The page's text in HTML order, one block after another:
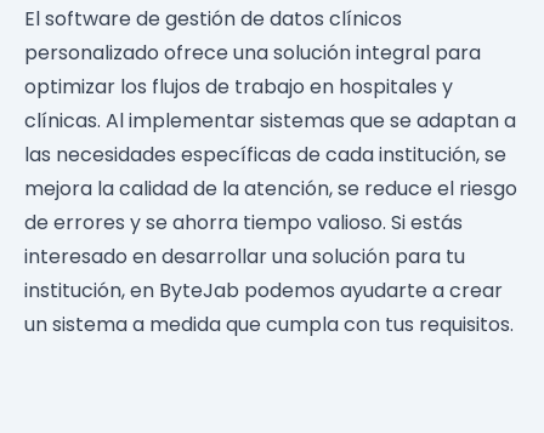
El software de gestión de datos clínicos
personalizado ofrece una solución integral para
optimizar los flujos de trabajo en hospitales y
clínicas. Al implementar sistemas que se adaptan a
las necesidades específicas de cada institución, se
mejora la calidad de la atención, se reduce el riesgo
de errores y se ahorra tiempo valioso. Si estás
interesado en desarrollar una solución para tu
institución, en ByteJab podemos ayudarte a crear
un sistema a medida que cumpla con tus requisitos.